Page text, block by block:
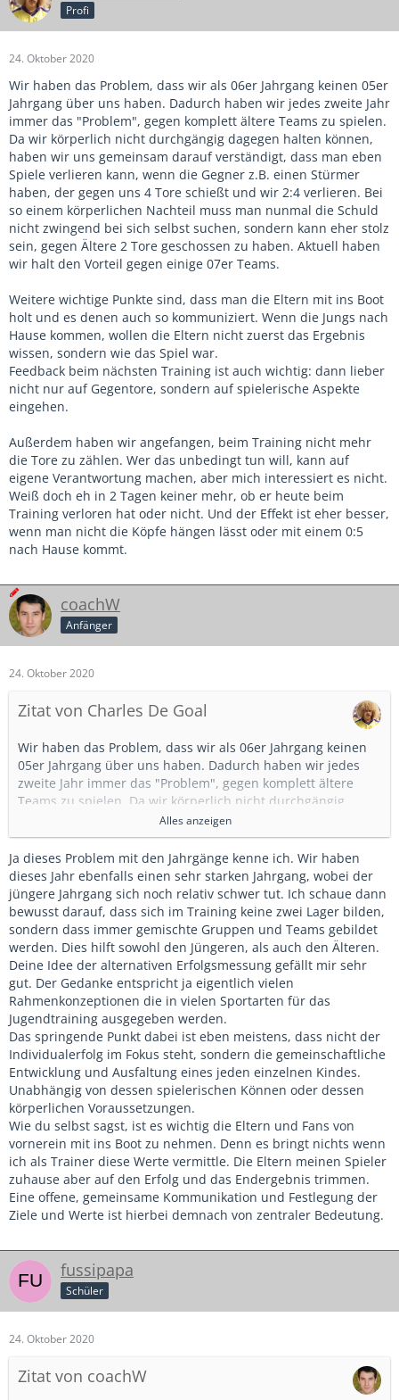
Profi
24. Oktober 2020
Wir haben das Problem, dass wir als 06er Jahrgang keinen 05er
Jahrgang über uns haben. Dadurch haben wir jedes zweite Jahr
immer das "Problem", gegen komplett ältere Teams zu spielen.
Da wir körperlich nicht durchgängig dagegen halten können,
haben wir uns gemeinsam darauf verständigt, dass man eben
Spiele verlieren kann, wenn die Gegner z.B. einen Stürmer
haben, der gegen uns 4 Tore schießt und wir 2:4 verlieren. Bei
so einem körperlichen Nachteil muss man nunmal die Schuld
nicht zwingend bei sich selbst suchen, sondern kann eher stolz
sein, gegen Ältere 2 Tore geschossen zu haben. Aktuell haben
wir halt den Vorteil gegen einige 07er Teams.
Weitere wichtige Punkte sind, dass man die Eltern mit ins Boot
holt und es denen auch so kommuniziert. Wenn die Jungs nach
Hause kommen, wollen die Eltern nicht zuerst das Ergebnis
wissen, sondern wie das Spiel war.
Feedback beim nächsten Training ist auch wichtig: dann lieber
nicht nur auf Gegentore, sondern auf spielerische Aspekte
eingehen.
Außerdem haben wir angefangen, beim Training nicht mehr
die Tore zu zählen. Wer das unbedingt tun will, kann auf
eigene Verantwortung machen, aber mich interessiert es nicht.
Weiß doch eh in 2 Tagen keiner mehr, ob er heute beim
Training verloren hat oder nicht. Und der Effekt ist eher besser,
wenn man nicht die Köpfe hängen lässt oder mit einem 0:5
nach Hause kommt.
coachW
Anfänger
24. Oktober 2020
Zitat von Charles De Goal
Wir haben das Problem, dass wir als 06er Jahrgang keinen
05er Jahrgang über uns haben. Dadurch haben wir jedes
zweite Jahr immer das "Problem", gegen komplett ältere
Teams zu spielen. Da wir körperlich nicht durchgängig
dagegen halten können, haben wir uns gemeinsam darauf
verständigt, dass man eben Spiele verlieren kann, wenn die
Gegner z.B. einen Stürmer haben, der gegen uns 4 Tore
schießt und wir 2:4 verlieren. Bei so einem körperlichen
Nachteil muss man nunmal die Schuld nicht zwingend bei
sich selbst suchen, sondern kann eher stolz sein, gegen
Ältere 2 Tore geschossen zu haben. Aktuell haben wir halt
den Vorteil gegen einige 07er Teams.
Weitere wichtige Punkte sind, dass man die Eltern mit ins
Boot holt und es denen auch so kommuniziert. Wenn die
Jungs nach Hause kommen, wollen die Eltern nicht zuerst
das Ergebnis wissen, sondern wie das Spiel war.
Feedback beim nächsten Training ist auch wichtig: dann
lieber nicht nur auf Gegentore, sondern auf spielerische
Aspekte eingehen.
Außerdem haben wir angefangen, beim Training nicht mehr
die Tore zu zählen. Wer das unbedingt tun will, kann auf
eigene Verantwortung machen, aber mich interessiert es
nicht. Weiß doch eh in 2 Tagen keiner mehr, ob er heute
beim Training verloren hat oder nicht. Und der Effekt ist
eher besser, wenn man nicht die Köpfe hängen lässt oder
Alles anzeigen
Ja dieses Problem mit den Jahrgänge kenne ich. Wir haben
dieses Jahr ebenfalls einen sehr starken Jahrgang, wobei der
jüngere Jahrgang sich noch relativ schwer tut. Ich schaue dann
bewusst darauf, dass sich im Training keine zwei Lager bilden,
sondern dass immer gemischte Gruppen und Teams gebildet
werden. Dies hilft sowohl den Jüngeren, als auch den Älteren.
Deine Idee der alternativen Erfolgsmessung gefällt mir sehr
gut. Der Gedanke entspricht ja eigentlich vielen
Rahmenkonzeptionen die in vielen Sportarten für das
Jugendtraining ausgegeben werden.
Das springende Punkt dabei ist eben meistens, dass nicht der
Individualerfolg im Fokus steht, sondern die gemeinschaftliche
Entwicklung und Ausfaltung eines jeden einzelnen Kindes.
Unabhängig von dessen spielerischen Können oder dessen
körperlichen Voraussetzungen.
Wie du selbst sagst, ist es wichtig die Eltern und Fans von
vornerein mit ins Boot zu nehmen. Denn es bringt nichts wenn
ich als Trainer diese Werte vermittle. Die Eltern meinen Spieler
zuhause aber auf den Erfolg und das Endergebnis trimmen.
Eine offene, gemeinsame Kommunikation und Festlegung der
Ziele und Werte ist hierbei demnach von zentraler Bedeutung.
fussipapa
Schüler
24. Oktober 2020
Zitat von coachW